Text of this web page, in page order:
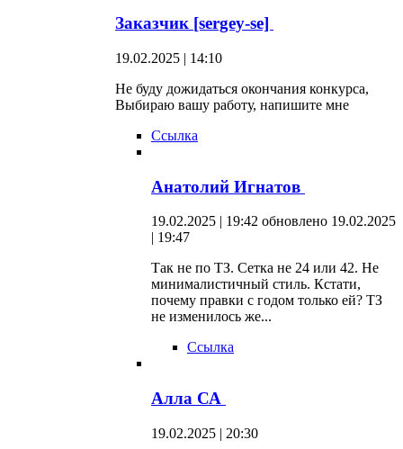
Заказчик [sergey-se]
19.02.2025 | 14:10
Не буду дожидаться окончания конкурса,
Выбираю вашу работу, напишите мне
Ссылка
Анатолий Игнатов
19.02.2025 | 19:42 обновлено 19.02.2025
| 19:47
Так не по ТЗ. Сетка не 24 или 42. Не
минималистичный стиль. Кстати,
почему правки с годом только ей? ТЗ
не изменилось же...
Ссылка
Алла СА
19.02.2025 | 20:30